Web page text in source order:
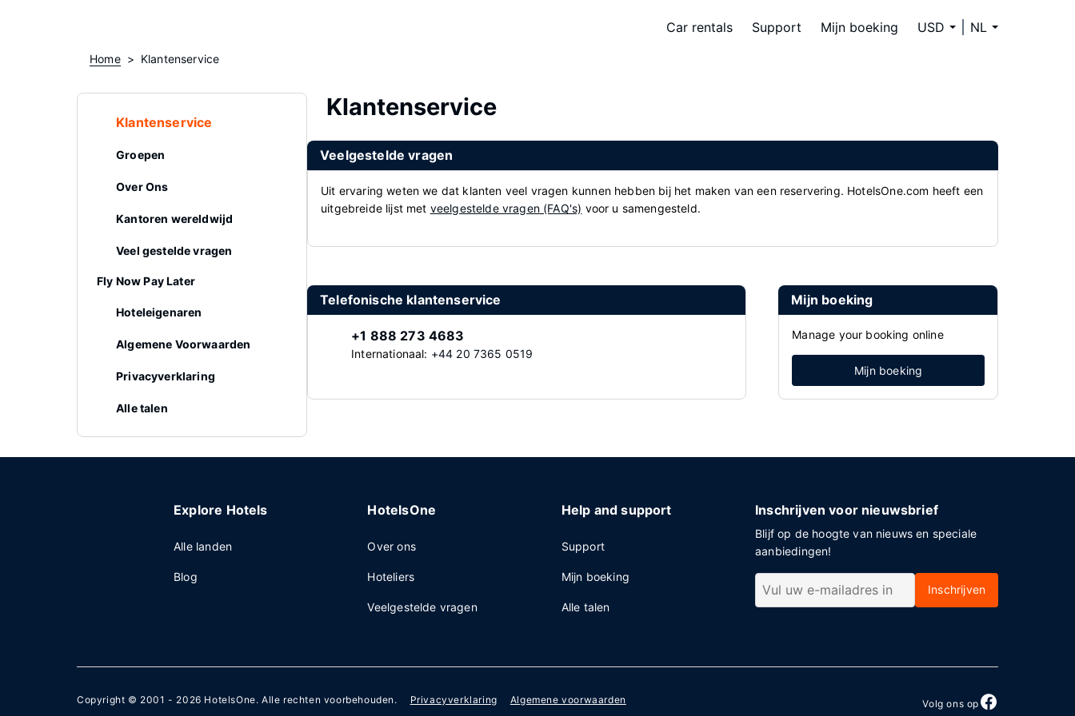
Car rentals Support Mijn boeking USD NL
Home Klantenservice
Klantenservice
Groepen
Over Ons
Kantoren wereldwijd
Veel gestelde vragen
Fly Now Pay Later
Hoteleigenaren
Algemene Voorwaarden
Privacyverklaring
Alle talen
Klantenservice
Veelgestelde vragen
Uit ervaring weten we dat klanten veel vragen kunnen hebben bij het maken van een reservering. HotelsOne.com heeft een
uitgebreide lijst met veelgestelde vragen (FAQ's) voor u samengesteld.
Telefonische klantenservice
+1 888 273 4683
Internationaal: +44 20 7365 0519
Mijn boeking
Manage your booking online
Mijn boeking
Explore Hotels
Alle landen
Blog
HotelsOne
Over ons
Hoteliers
Veelgestelde vragen
Help and support
Support
Mijn boeking
Alle talen
Inschrijven voor nieuwsbrief
Blijf op de hoogte van nieuws en speciale
aanbiedingen!
Inschrijven
Copyright © 2001 - 2026 HotelsOne. Alle rechten voorbehouden. Privacyverklaring Algemene voorwaarden Volg ons op